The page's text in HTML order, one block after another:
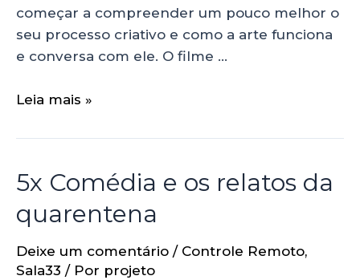
começar a compreender um pouco melhor o
seu processo criativo e como a arte funciona
e conversa com ele. O filme …
Leia mais »
5x Comédia e os relatos da
quarentena
Deixe um comentário / Controle Remoto,
Sala33 / Por projeto